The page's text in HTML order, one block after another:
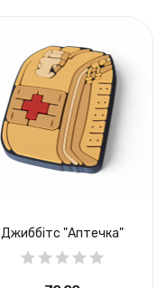
Джиббітс "Аптечка"